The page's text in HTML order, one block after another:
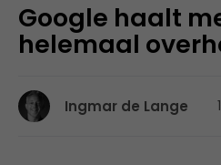
Google haalt
helemaal
Ingmar de Lange